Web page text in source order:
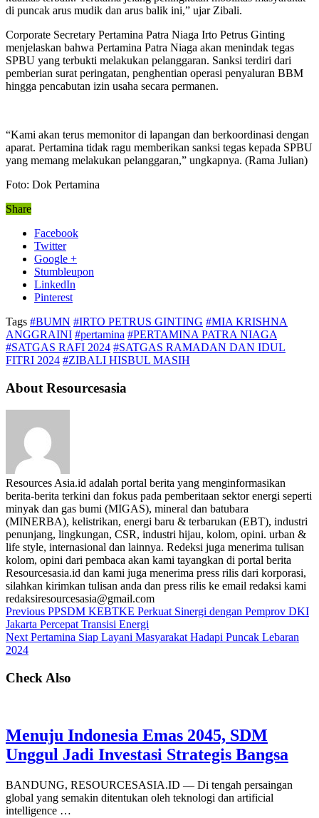
di puncak arus mudik dan arus balik ini,” ujar Zibali.
Corporate Secretary Pertamina Patra Niaga Irto Petrus Ginting
menjelaskan bahwa Pertamina Patra Niaga akan menindak tegas
SPBU yang terbukti melakukan pelanggaran. Sanksi terdiri dari
pemberian surat peringatan, penghentian operasi penyaluran BBM
hingga pencabutan izin usaha secara permanen.
“Kami akan terus memonitor di lapangan dan berkoordinasi dengan
aparat. Pertamina tidak ragu memberikan sanksi tegas kepada SPBU
yang memang melakukan pelanggaran,” ungkapnya. (Rama Julian)
Foto: Dok Pertamina
Share
Facebook
Twitter
Google +
Stumbleupon
LinkedIn
Pinterest
Tags #BUMN #IRTO PETRUS GINTING #MIA KRISHNA
ANGGRAINI #pertamina #PERTAMINA PATRA NIAGA
#SATGAS RAFI 2024 #SATGAS RAMADAN DAN IDUL
FITRI 2024 #ZIBALI HISBUL MASIH
About Resourcesasia
Resources Asia.id adalah portal berita yang menginformasikan
berita-berita terkini dan fokus pada pemberitaan sektor energi seperti
minyak dan gas bumi (MIGAS), mineral dan batubara
(MINERBA), kelistrikan, energi baru & terbarukan (EBT), industri
penunjang, lingkungan, CSR, industri hijau, kolom, opini. urban &
life style, internasional dan lainnya. Redeksi juga menerima tulisan
kolom, opini dari pembaca akan kami tayangkan di portal berita
Resourcesasia.id dan kami juga menerima press rilis dari korporasi,
silahkan kirimkan tulisan anda dan press rilis ke email redaksi kami
redaksiresourcesasia@gmail.com
Previous PPSDM KEBTKE Perkuat Sinergi dengan Pemprov DKI
Jakarta Percepat Transisi Energi
Next Pertamina Siap Layani Masyarakat Hadapi Puncak Lebaran
2024
Check Also
Menuju Indonesia Emas 2045, SDM
Unggul Jadi Investasi Strategis Bangsa
BANDUNG, RESOURCESASIA.ID — Di tengah persaingan
global yang semakin ditentukan oleh teknologi dan artificial
intelligence …